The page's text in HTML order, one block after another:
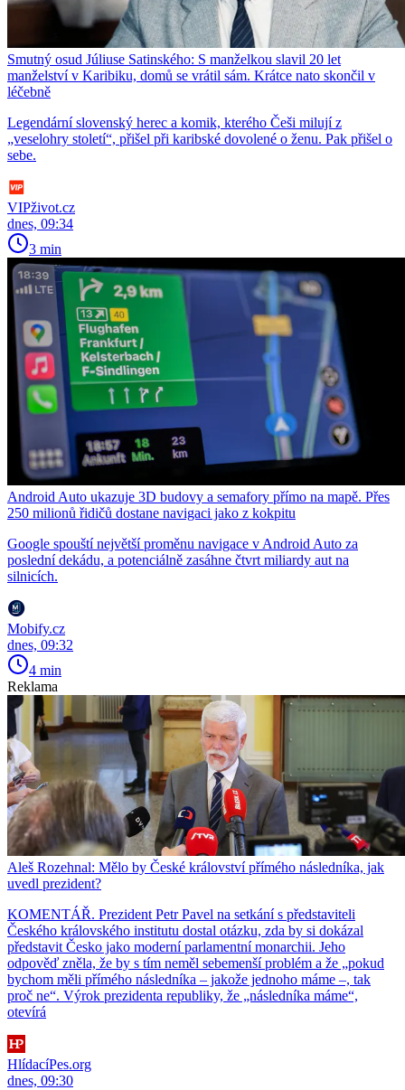
Smutný osud Júliuse Satinského: S manželkou slavil 20 let
manželství v Karibiku, domů se vrátil sám. Krátce nato skončil v
léčebně
Legendární slovenský herec a komik, kterého Češi milují z
„veselohry století“, přišel při karibské dovolené o ženu. Pak přišel o
sebe.
VIPživot.cz
dnes, 09:34
3 min
Android Auto ukazuje 3D budovy a semafory přímo na mapě. Přes
250 milionů řidičů dostane navigaci jako z kokpitu
Google spouští největší proměnu navigace v Android Auto za
poslední dekádu, a potenciálně zasáhne čtvrt miliardy aut na
silnicích.
Mobify.cz
dnes, 09:32
4 min
Reklama
Aleš Rozehnal: Mělo by České království přímého následníka, jak
uvedl prezident?
KOMENTÁŘ. Prezident Petr Pavel na setkání s představiteli
Českého královského institutu dostal otázku, zda by si dokázal
představit Česko jako moderní parlamentní monarchii. Jeho
odpověď zněla, že by s tím neměl sebemenší problém a že „pokud
bychom měli přímého následníka – jakože jednoho máme –, tak
proč ne“. Výrok prezidenta republiky, že „následníka máme“,
otevírá
HlídacíPes.org
dnes, 09:30